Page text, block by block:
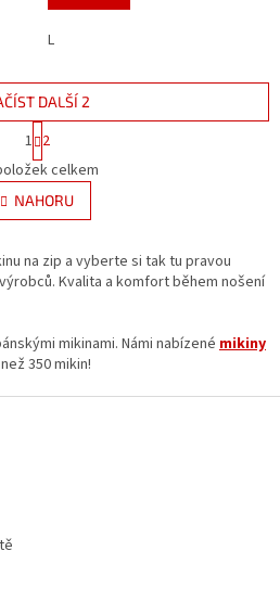
L
O
v
l
á
a
c
r
v
DALŠÍ 2
t
r
á
n
k
v
á
1 2
celkem
NAHORU
na zip a vyberte si tak tu pravou
Kvalita a komfort během nošení
mikinami. Námi nabízené mikiny
350 mikin!